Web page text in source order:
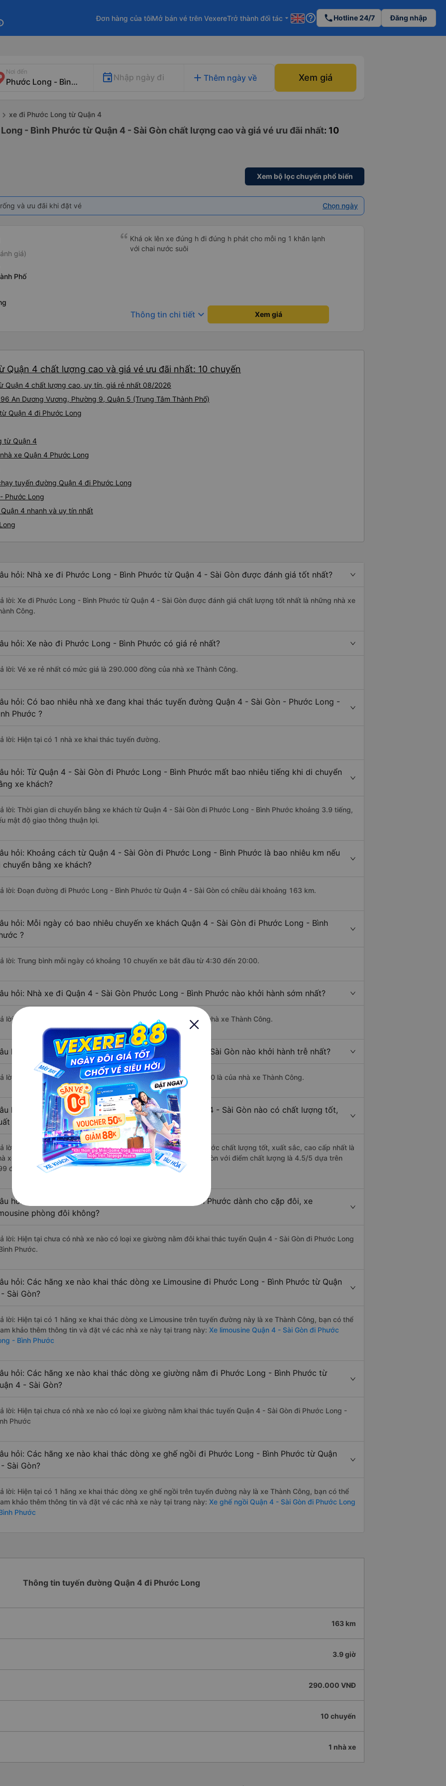
Đơn hàng của tôiMở bán vé trên VexereTrở thành đối tác arrow_drop_down help_outline phoneHotline 24/7 Đăng nhập
Nơi đến
Nhập ngày đi add Thêm ngày về Xem giá
xe đi Phước Long từ Quận 4
- Bình Phước từ Quận 4 - Sài Gòn chất lượng cao và giá vé ưu đãi nhất: 10
Xem bộ lọc chuyến phổ biến
và ưu đãi khi đặt vé Chọn ngày
giá)
Phố
Khá ok lên xe đúng h đi đúng h phát cho mỗi ng 1 khăn lạnh
với chai nước suôi
Thông tin chi tiết keyboard_arrow_down Xem giá
Quận 4 chất lượng cao và giá vé ưu đãi nhất: 10 chuyến
Quận 4 chất lượng cao, uy tín, giá rẻ nhất 08/2026
An Dương Vương, Phường 9, Quận 5 (Trung Tâm Thành Phố)
Quận 4 đi Phước Long
từ Quận 4
xe Quận 4 Phước Long
tuyến đường Quận 4 đi Phước Long
Phước Long
4 nhanh và uy tín nhất
hỏi: Nhà xe đi Phước Long - Bình Phước từ Quận 4 - Sài Gòn được đánh giá tốt nhất?
lời: Xe đi Phước Long - Bình Phước từ Quận 4 - Sài Gòn được đánh giá chất lượng tốt nhất là những nhà xe
Công.
hỏi: Xe nào đi Phước Long - Bình Phước có giá rẻ nhất?
lời: Vé xe rẻ nhất có mức giá là 290.000 đồng của nhà xe Thành Công.
hỏi: Có bao nhiêu nhà xe đang khai thác tuyến đường Quận 4 - Sài Gòn - Phước Long -
Phước ?
lời: Hiện tại có 1 nhà xe khai thác tuyến đường.
hỏi: Từ Quận 4 - Sài Gòn đi Phước Long - Bình Phước mất bao nhiêu tiếng khi di chuyển
xe khách?
lời: Thời gian di chuyển bằng xe khách từ Quận 4 - Sài Gòn đi Phước Long - Bình Phước khoảng 3.9 tiếng,
mật độ giao thông thuận lợi.
hỏi: Khoảng cách từ Quận 4 - Sài Gòn đi Phước Long - Bình Phước là bao nhiêu km nếu
chuyển bằng xe khách?
lời: Đoạn đường đi Phước Long - Bình Phước từ Quận 4 - Sài Gòn có chiều dài khoảng 163 km.
hỏi: Mỗi ngày có bao nhiêu chuyến xe khách Quận 4 - Sài Gòn đi Phước Long - Bình
?
lời: Trung bình mỗi ngày có khoảng 10 chuyến xe bắt đầu từ 4:30 đến 20:00.
hỏi: Nhà xe đi Quận 4 - Sài Gòn Phước Long - Bình Phước nào khởi hành sớm nhất?
lời: Chuyến xe có giờ xuất phát sớm nhất vào lúc 4:30 là của nhà xe Thành Công.
hỏi: Nhà xe đi Phước Long - Bình Phước từ Quận 4 - Sài Gòn nào khởi hành trễ nhất?
lời: Chuyến xe có giờ xuất phát trễ (muộn) nhất là vào lúc 20:00 là của nhà xe Thành Công.
hỏi: Review xe đi Phước Long - Bình Phước từ Quận 4 - Sài Gòn nào có chất lượng tốt,
sắc, cao cấp nhất?
lời: Những hãng xe đi Quận 4 - Sài Gòn Phước Long - Bình Phước chất lượng tốt, xuất sắc, cao cấp nhất là
xe Thành Công đi Phước Long - Bình Phước từ Quận 4 - Sài Gòn với điểm chất lượng là 4.5/5 dựa trên
đánh giá của khách hàng).
hỏi: Có loại xe Quận 4 - Sài Gòn Phước Long - Bình Phước dành cho cặp đôi, xe
phòng đôi không?
lời: Hiện tại chưa có nhà xe nào có loại xe giường nằm đôi khai thác tuyến Quận 4 - Sài Gòn đi Phước Long
Phước.
hỏi: Các hãng xe nào khai thác dòng xe Limousine đi Phước Long - Bình Phước từ Quận
Sài Gòn?
lời: Hiện tại có 1 hãng xe khai thác dòng xe Limousine trên tuyến đường này là xe Thành Công, bạn có thể
khảo thêm thông tin và đặt vé các nhà xe này tại trang này: Xe limousine Quận 4 - Sài Gòn đi Phước
- Bình Phước
hỏi: Các hãng xe nào khai thác dòng xe giường nằm đi Phước Long - Bình Phước từ
4 - Sài Gòn?
lời: Hiện tại chưa có nhà xe nào có loại xe giường nằm khai thác tuyến Quận 4 - Sài Gòn đi Phước Long -
Phước
hỏi: Các hãng xe nào khai thác dòng xe ghế ngồi đi Phước Long - Bình Phước từ Quận
Sài Gòn?
lời: Hiện tại có 1 hãng xe khai thác dòng xe ghế ngồi trên tuyến đường này là xe Thành Công, bạn có thể
khảo thêm thông tin và đặt vé các nhà xe này tại trang này: Xe ghế ngồi Quận 4 - Sài Gòn đi Phước Long
Phước
Thông tin tuyến đường Quận 4 đi Phước Long
163 km
3.9 giờ
290.000 VNĐ
10 chuyến
1 nhà xe